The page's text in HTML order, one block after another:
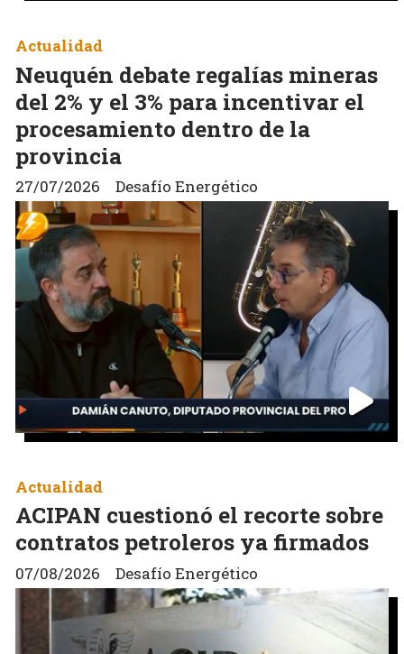
Neuquén debate regalías mineras
del 2% y el 3% para incentivar el
procesamiento dentro de la
provincia
Desafío Energético
Actualidad
27/07/2026
ACIPAN cuestionó el recorte sobre
contratos petroleros ya firmados
Desafío Energético
Actualidad
07/08/2026